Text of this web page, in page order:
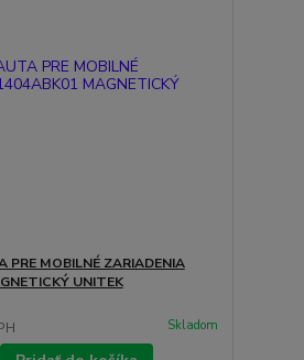
PRE MOBILNÉ ZARIADENIA
UNITEK
Skladom